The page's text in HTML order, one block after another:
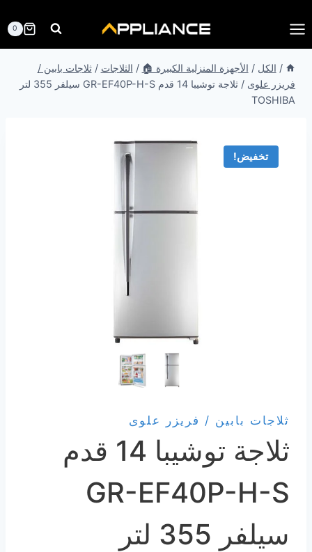
إلى
المحتوى
0
/ الكل / الأجهزة المنزلية الكبيرة 🏠 / الثلاجات / ثلاجات بابين /
فريزر علوى /
ثلاجة توشيبا 14 قدم GR-EF40P-H-S سيلفر 355 لتر
TOSHIBA
تخفيض!
ثلاجات بابين / فريزر علوى
ثلاجة توشيبا 14 قدم
GR-EF40P-H-S
سيلفر 355 لتر